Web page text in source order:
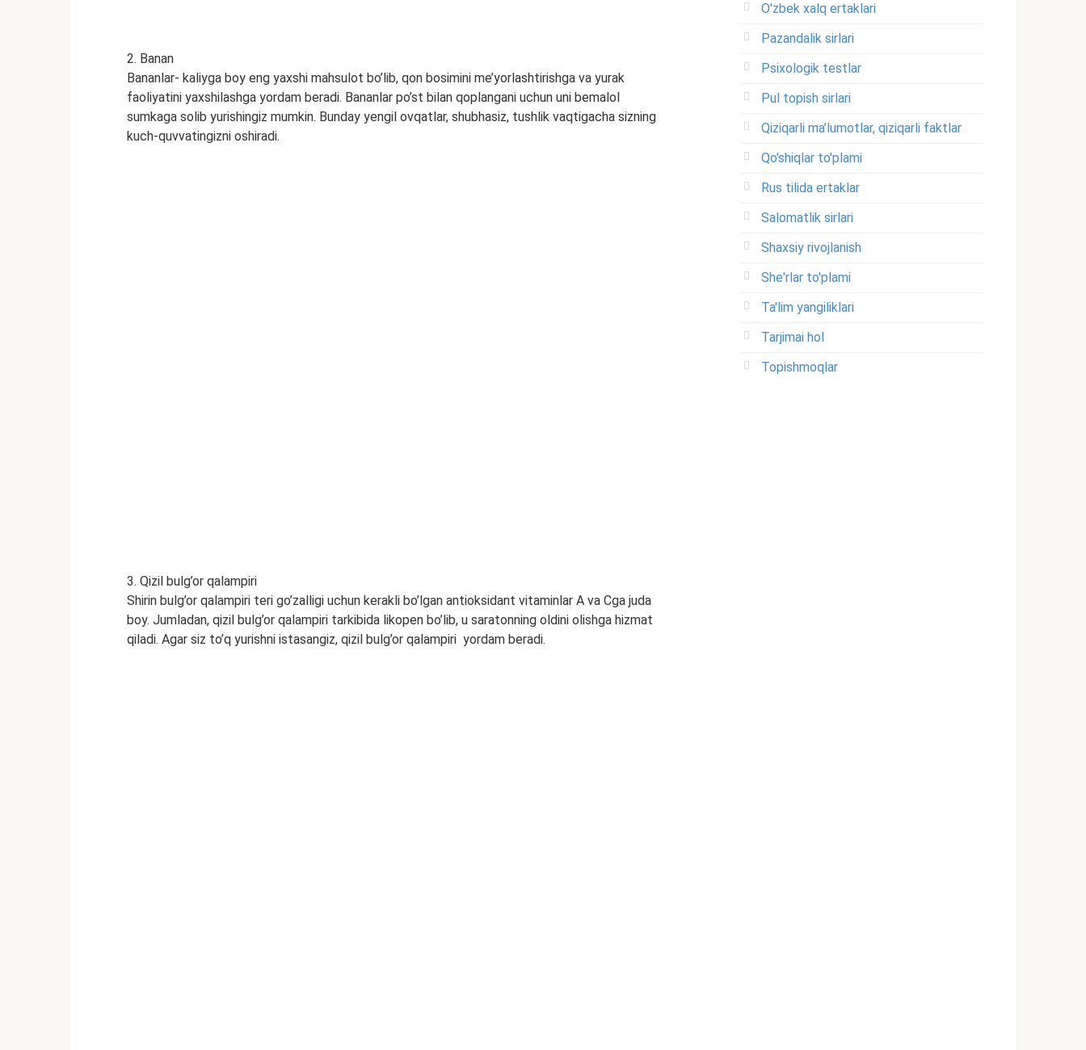
2. Banan
Bananlar- kaliyga boy eng yaxshi mahsulot bo’lib, qon bosimini me’yorlashtirishga va yurak
faoliyatini yaxshilashga yordam beradi. Bananlar po’st bilan qoplangani uchun uni bemalol
sumkaga solib yurishingiz mumkin. Bunday yengil ovqatlar, shubhasiz, tushlik vaqtigacha sizning
kuch-quvvatingizni oshiradi.
3. Qizil bulg’or qalampiri
Shirin bulg’or qalampiri teri go’zalligi uchun kerakli bo’lgan antioksidant vitaminlar A va Cga juda
boy. Jumladan, qizil bulg’or qalampiri tarkibida likopen bo’lib, u saratonning oldini olishga hizmat
qiladi. Agar siz to’q yurishni istasangiz, qizil bulg’or qalampiri yordam beradi.
O'zbek xalq ertaklari
Pazandalik sirlari
Psixologik testlar
Pul topish sirlari
Qiziqarli ma’lumotlar, qiziqarli faktlar
Qo'shiqlar to'plami
Rus tilida ertaklar
Salomatlik sirlari
Shaxsiy rivojlanish
She'rlar to'plami
Ta'lim yangiliklari
Tarjimai hol
Topishmoqlar